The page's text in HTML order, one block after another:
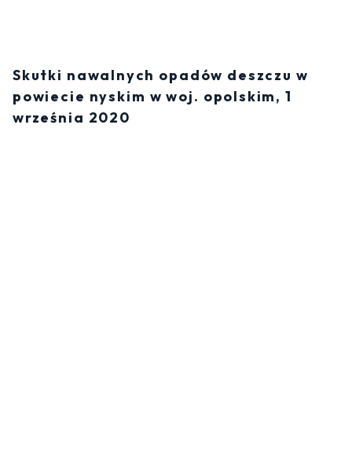
Skutki nawalnych opadów deszczu w
powiecie nyskim w woj. opolskim, 1
września 2020